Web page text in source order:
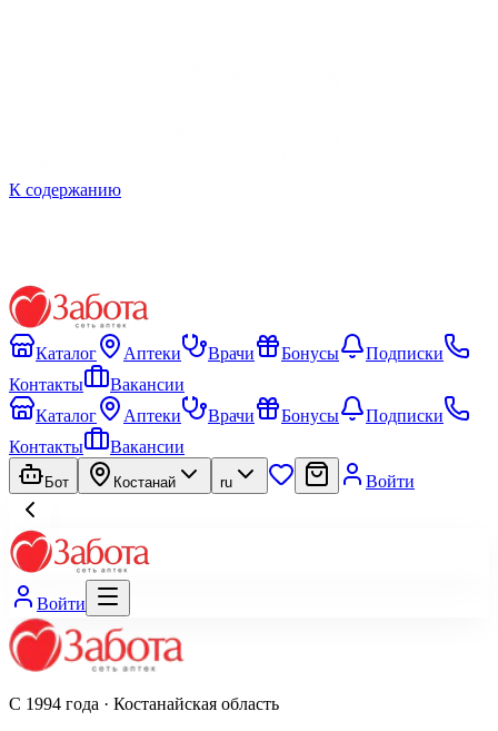
К содержанию
Каталог Аптеки Врачи Бонусы
Подписки
Контакты
Вакансии
Каталог
Аптеки Врачи Бонусы
Подписки
Контакты
Вакансии
Бот Костанай ru Войти
Войти
С 1994 года · Костанайская область